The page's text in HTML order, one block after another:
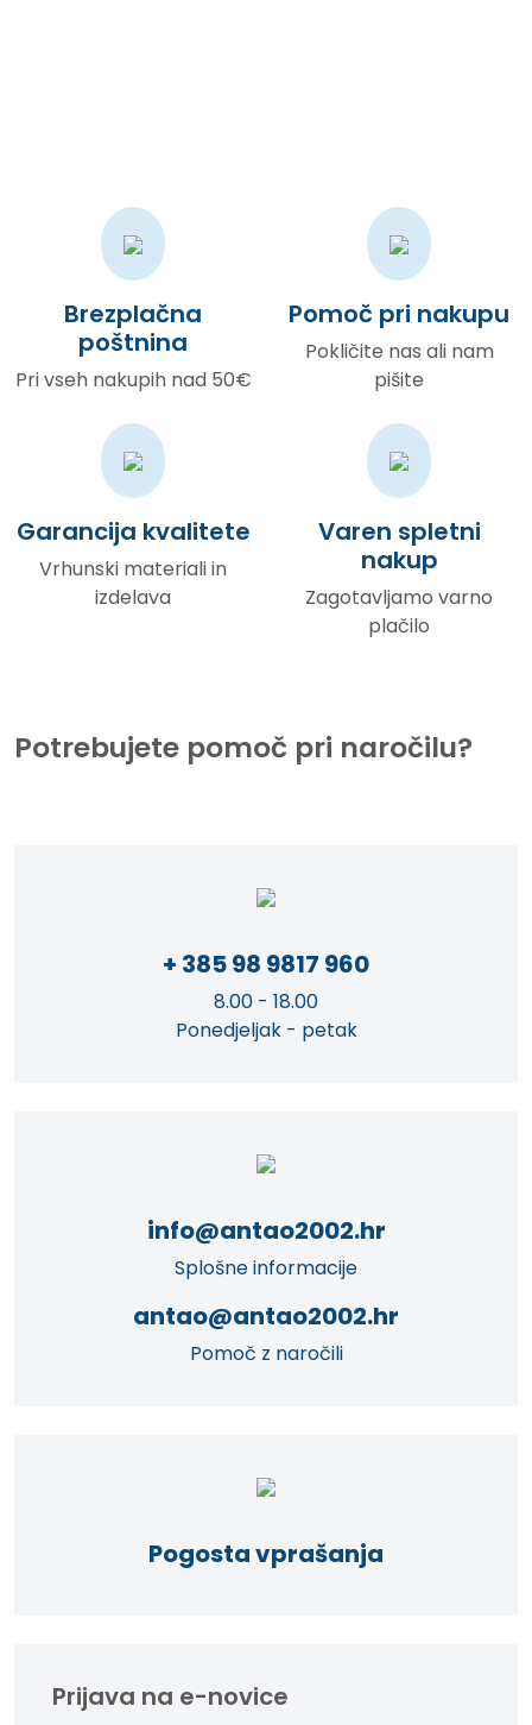
Brezplačna
poštnina
Pri vseh nakupih nad 50€
Pomoč pri nakupu
Pokličite nas ali nam
pišite
Garancija kvalitete
Vrhunski materiali in
izdelava
Varen spletni
nakup
Zagotavljamo varno
plačilo
Potrebujete pomoč pri naročilu?
+ 385 98 9817 960
8.00 - 18.00
Ponedjeljak - petak
info@antao2002.hr
Splošne informacije
antao@antao2002.hr
Pomoč z naročili
Pogosta vprašanja
Prijava na e-novice